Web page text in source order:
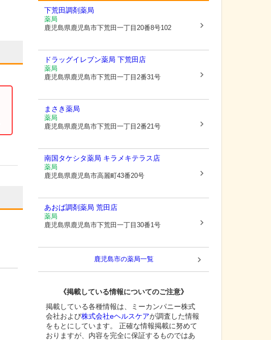
下荒田調剤薬局
薬局
鹿児島県鹿児島市下荒田一丁目20番8号102
ドラッグイレブン薬局 下荒田店
薬局
鹿児島県鹿児島市下荒田一丁目2番31号
まさき薬局
薬局
鹿児島県鹿児島市下荒田一丁目2番21号
南国タケシタ薬局 キラメキテラス店
薬局
鹿児島県鹿児島市高麗町43番20号
あおば調剤薬局 荒田店
薬局
鹿児島県鹿児島市下荒田一丁目30番1号
鹿児島市の薬局一覧
《掲載している情報についてのご注意》
掲載している各種情報は、ミーカンパニー株式
会社および株式会社eヘルスケアが調査した情報
をもとにしています。 正確な情報掲載に努めて
おりますが、内容を完全に保証するものではあ